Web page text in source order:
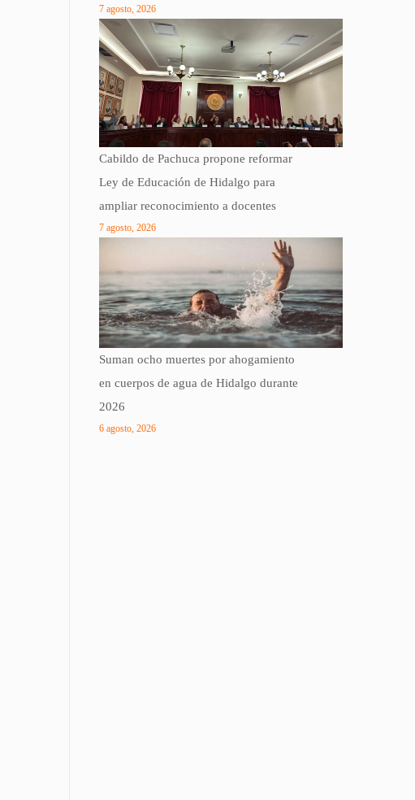
7 agosto, 2026
Cabildo de Pachuca propone reformar
Ley de Educación de Hidalgo para
ampliar reconocimiento a docentes
7 agosto, 2026
Suman ocho muertes por ahogamiento
en cuerpos de agua de Hidalgo durante
2026
6 agosto, 2026